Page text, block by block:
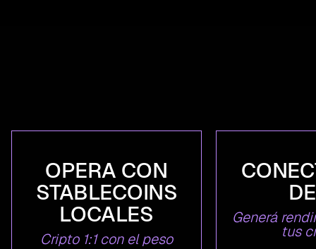
OPERA CON
STABLECOINS
LOCALES
Cripto 1:1 con el peso
Generá
tus